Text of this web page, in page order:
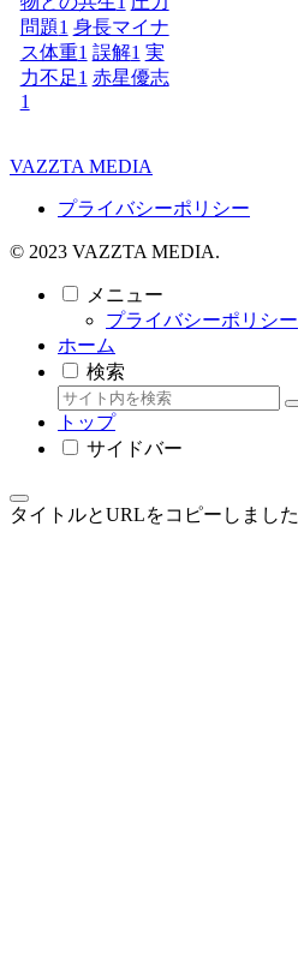
問題1 身長マイナ
ス体重1 誤解1 実
力不足1 赤星優志
1
VAZZTA MEDIA
プライバシーポリシー
© 2023 VAZZTA MEDIA.
メニュー
プライバシーポリシー
ホーム
検索
トップ
サイドバー
タイトルとURLをコピーしました